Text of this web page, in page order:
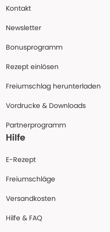
Kontakt
Newsletter
Bonusprogramm
Rezept einlösen
Freiumschlag herunterladen
Vordrucke & Downloads
Partnerprogramm
Hilfe
E-Rezept
Freiumschläge
Versandkosten
Hilfe & FAQ